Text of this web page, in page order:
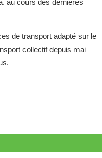
au cours des dernières
de transport adapté sur le
collectif depuis mai